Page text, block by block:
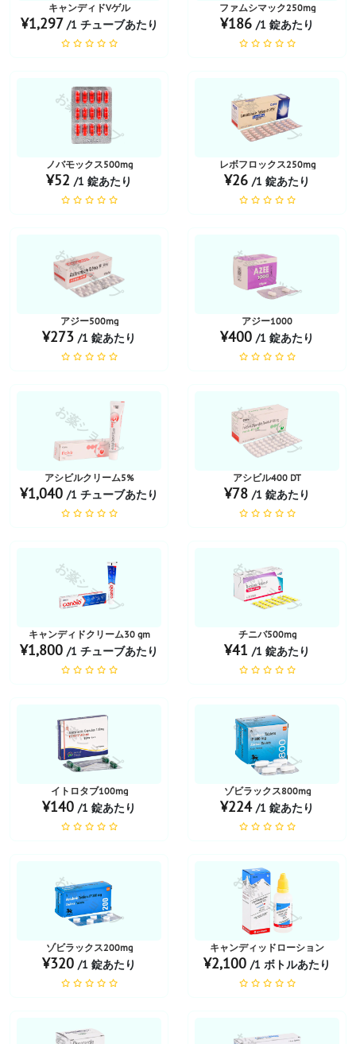
キャンディドVゲル
¥1,297 /1 チューブあたり
ファムシマック250mg
¥186 /1 錠あたり
お薬ショップ
ノバモックス500mg
¥52 /1 錠あたり
お薬ショップ
レボフロックス250mg
¥26 /1 錠あたり
お薬ショップ
アジー500mg
¥273 /1 錠あたり
お薬ショップ
アジー1000
¥400 /1 錠あたり
お薬ショップ
アシビルクリーム5%
¥1,040 /1 チューブあたり
お薬ショップ
アシビル400 DT
¥78 /1 錠あたり
お薬ショップ
キャンディドクリーム30 gm
¥1,800 /1 チューブあたり
お薬ショップ
チニバ500mg
¥41 /1 錠あたり
お薬ショップ
イトロタブ100mg
¥140 /1 錠あたり
お薬ショップ
ゾビラックス800mg
¥224 /1 錠あたり
お薬ショップ
ゾビラックス200mg
¥320 /1 錠あたり
お薬ショップ
キャンディッドローション
¥2,100 /1 ボトルあたり